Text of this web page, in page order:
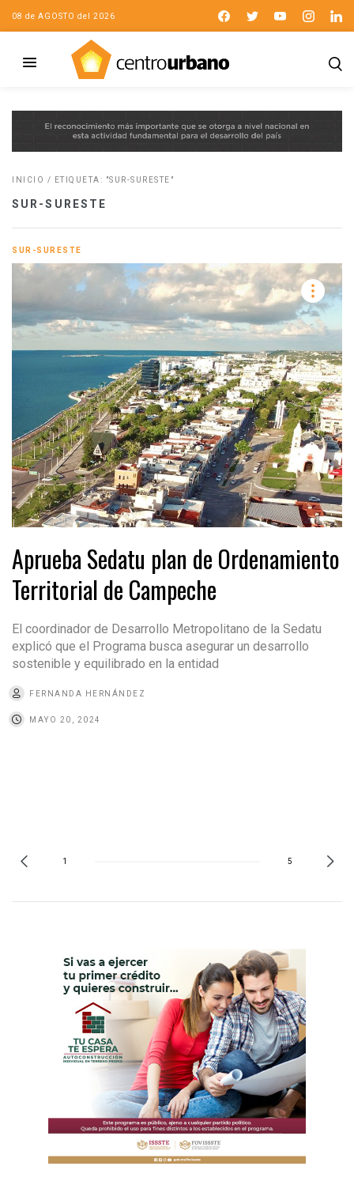
08 de AGOSTO del 2026
INICIO / ETIQUETA: "SUR-SURESTE"
SUR-SURESTE
SUR-SURESTE
Aprueba Sedatu plan de Ordenamiento
Territorial de Campeche
El coordinador de Desarrollo Metropolitano de la Sedatu
explicó que el Programa busca asegurar un desarrollo
sostenible y equilibrado en la entidad
FERNANDA HERNÁNDEZ
MAYO 20, 2024
1 5